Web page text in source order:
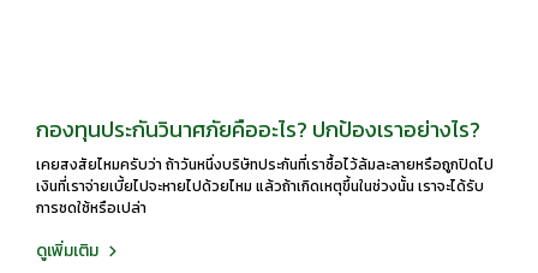
กองทุนประกันวินาศภัยคืออะไร? ปกป้องเราอย่างไร?
เคยสงสัยไหมครับว่า ถ้าวันหนึ่งบริษัทประกันที่เราซื้อไว้ล้มละลายหรือถูกปิดไป
เงินที่เราจ่ายเบี้ยไปจะหายไปด้วยไหม แล้วถ้าเกิดเหตุขึ้นในช่วงนั้น เราจะได้รับ
การชดใช้หรือเปล่า
ดูเพิ่มเติม